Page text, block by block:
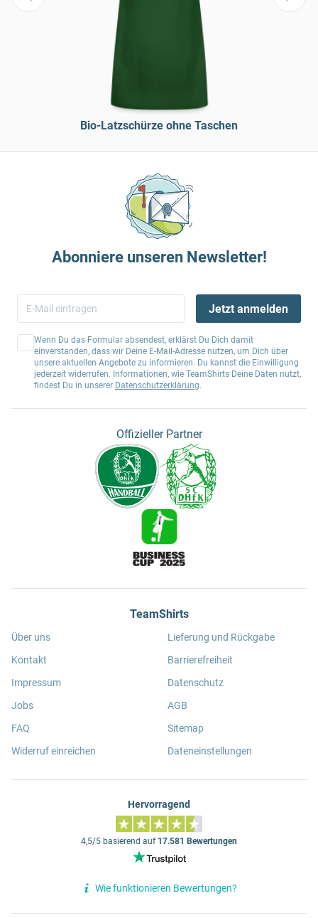
Bio-Latzschürze ohne Taschen
Abonniere unseren Newsletter!
Jetzt anmelden
Wenn Du das Formular absendest, erklärst Du Dich damit
einverstanden, dass wir Deine E-Mail-Adresse nutzen, um Dich über
unsere aktuellen Angebote zu informieren. Du kannst die Einwilligung
jederzeit widerrufen. Informationen, wie TeamShirts Deine Daten nutzt,
findest Du in unserer Datenschutzerklärung.
Offizieller Partner
TeamShirts
Über uns
Kontakt
Impressum
Jobs
FAQ
Widerruf einreichen
Lieferung und Rückgabe
Barrierefreiheit
Datenschutz
AGB
Sitemap
Dateneinstellungen
Hervorragend
4,5/5 basierend auf 17.581 Bewertungen
Wie funktionieren Bewertungen?